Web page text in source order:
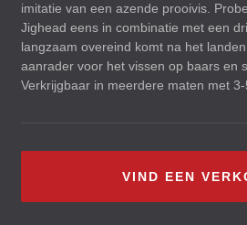
imitatie van een azende prooivis.
Jighead eens in combinatie met een
langzaam overeind komt na het
aanrader voor het vissen op baars en
Verkrijgbaar in meerdere maten met
VIND EEN